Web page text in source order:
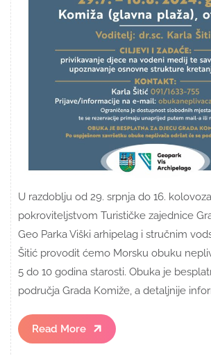
U razdoblju od 29. srpnja do 16.
pokroviteljstvom Turističke zajednice
Geo Parka Viški arhipelag i stručnim
Šitić provodit ćemo Morsku obuku
5 do 10 godina starosti. Obuka je
područja Grada Komiže, a detaljnije
Read More
Read
More